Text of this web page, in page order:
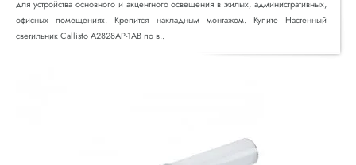
для устройства основного и акцентного освещения в жилых, административных,
офисных помещениях. Крепится накладным монтажом. Купите Настенный
светильник Callisto A2828AP-1AB по в..